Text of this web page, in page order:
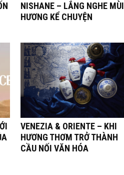
NISHANE – LẮNG NGHE MÙI
HƯƠNG KỂ CHUYỆN
VENEZIA & ORIENTE – KHI
HƯƠNG THƠM TRỞ THÀNH
CẦU NỐI VĂN HÓA